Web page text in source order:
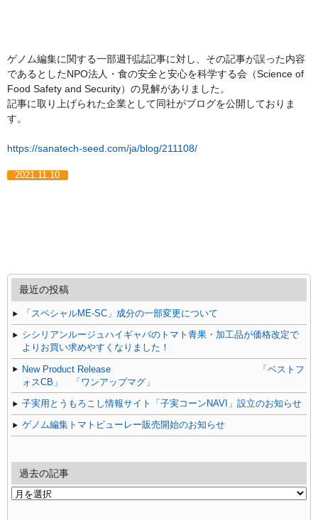
ゲノム編集に関する一部週刊誌記事に対し、その記事が誤った内容
であるとしたNPO法人・食の安全と安心を科学する会（Science of
Food Safety and Security）の見解がありました。
記事に取り上げられた企業として同社がブログを公開しておりま
す。
https://sanatech-seed.com/ja/blog/211108/
2021.11.10
最近の投稿
「スペシャルME-SC」成分の一部変更について
シシリアンルージュハイギャバのトマト青果・加工品が価格改定で
よりお買い求めやすくなりました！
New Product Release 「ベストフ
ォスCB」 「ワンアップマグ」
子実用とうもろこし情報サイト「子実コーンNAVI」設立のお知らせ
ゲノム編集トマトピューレー販売開始のお知らせ
過去の記事
過